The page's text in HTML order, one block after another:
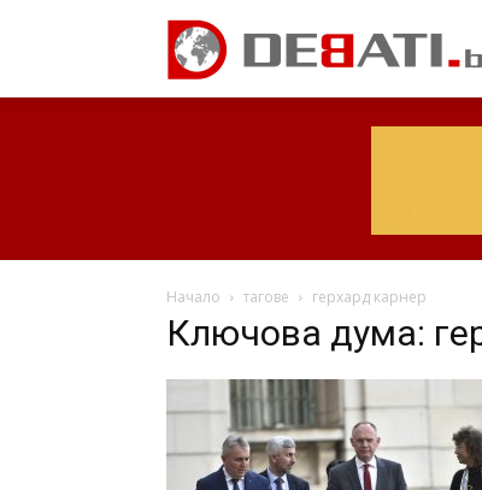
Начало тагове герхард карнер
Ключова дума: